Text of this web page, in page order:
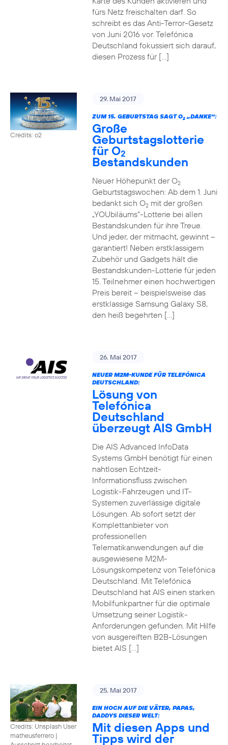
fürs Netz freischalten darf. So
schreibt es das Anti-Terror-Gesetz
von Juni 2016 vor. Telefónica
Deutschland fokussiert sich darauf,
diesen Prozess für […]
Credits: o2
29. Mai 2017
ZUM 15. GEBURTSTAG SAGT O2„DANKE“:
Große
Geburtstagslotterie
für O2
Bestandskunden
Neuer Höhepunkt der O2
Geburtstagswochen: Ab dem 1. Juni
bedankt sich O2mit der großen
„YOUbiläums“-Lotterie bei allen
Bestandskunden für ihre Treue.
Und jeder, der mitmacht, gewinnt –
garantiert! Neben erstklassigem
Zubehör und Gadgets hält die
Bestandskunden-Lotterie für jeden
15. Teilnehmer einen hochwertigen
Preis bereit – beispielsweise das
erstklassige Samsung Galaxy S8,
den heiß begehrten […]
26. Mai 2017
NEUER M2M-KUNDE FÜR TELEFÓNICA
DEUTSCHLAND:
Lösung von
Telefónica
Deutschland
überzeugt AIS GmbH
Die AIS Advanced InfoData
Systems GmbH benötigt für einen
nahtlosen Echtzeit-
Informationsfluss zwischen
Logistik-Fahrzeugen und IT-
Systemen zuverlässige digitale
Lösungen. Ab sofort setzt der
Komplettanbieter von
professionellen
Telematikanwendungen auf die
ausgewiesene M2M-
Lösungskompetenz von Telefónica
Deutschland. Mit Telefónica
Deutschland hat AIS einen starken
Mobilfunkpartner für die optimale
Umsetzung seiner Logistik-
Anforderungen gefunden. Mit Hilfe
von ausgereiften B2B-Lösungen
bietet AIS […]
Credits: Unsplash User
matheusferrero |
25. Mai 2017
EIN HOCH AUF DIE VÄTER, PAPAS,
DADDYS DIESER WELT:
Mit diesen Apps und
Tipps wird der